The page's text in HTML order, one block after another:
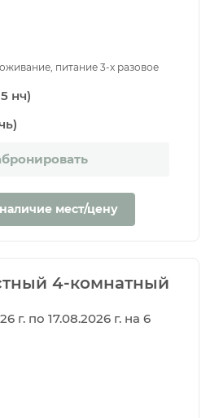
питание 3-х разовое
нч)
мест/цену
4-комнатный
г. по 17.08.2026 г. на 6